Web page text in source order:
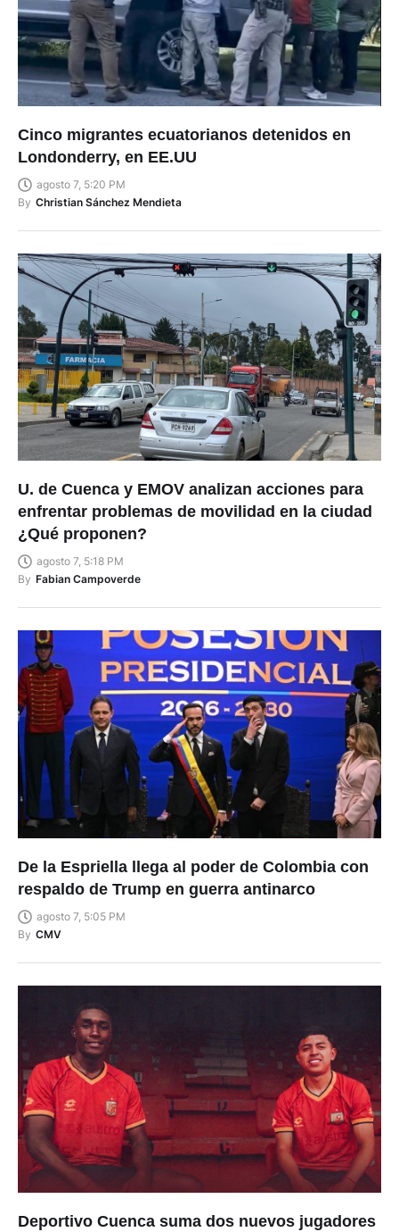
Cinco migrantes ecuatorianos detenidos en
Londonderry, en EE.UU
agosto 7, 5:20 PM
By Christian Sánchez Mendieta
U. de Cuenca y EMOV analizan acciones para
enfrentar problemas de movilidad en la ciudad
¿Qué proponen?
agosto 7, 5:18 PM
By Fabian Campoverde
De la Espriella llega al poder de Colombia con
respaldo de Trump en guerra antinarco
agosto 7, 5:05 PM
By CMV
Deportivo Cuenca suma dos nuevos jugadores